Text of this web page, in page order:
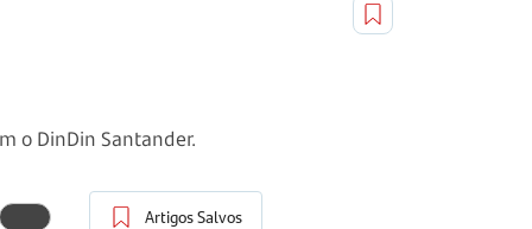
o DinDin Santander.
Artigos Salvos